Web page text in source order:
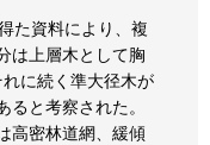
た資料により、複
は上層木として胸
に続く準大径木が
と考察された。
高密林道網、緩傾